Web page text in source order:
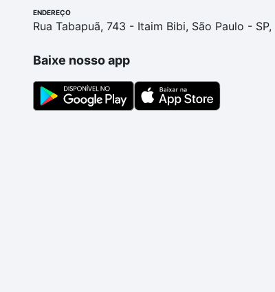
ENDEREÇO
Rua Tabapuã, 743 - Itaim Bibi, São Paulo -
Baixe nosso app